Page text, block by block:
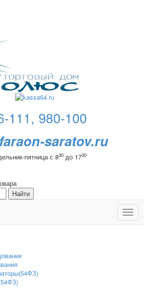
111, 980-100
saratov.ru
пятница с 830до 1730